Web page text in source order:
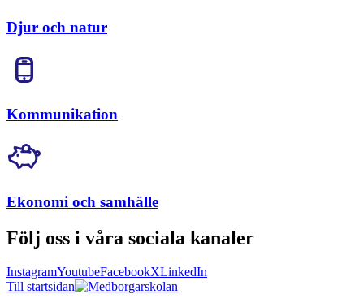
Djur och natur
Kommunikation
Ekonomi och samhälle
Följ oss i våra sociala kanaler
InstagramYoutubeFacebookXLinkedIn
Till startsidan